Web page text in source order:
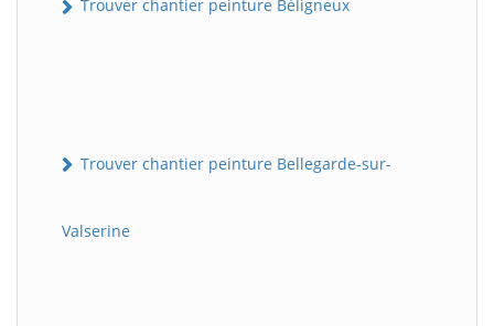
Trouver chantier peinture Béligneux
Trouver chantier peinture Bellegarde-sur-
Valserine